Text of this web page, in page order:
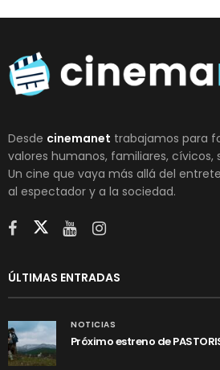
Desde cinemanet trabajamos para
valores humanos, familiares, cívicos,
Un cine que vaya más allá del
al espectador y a la sociedad.
ÚLTIMAS ENTRADAS
NOTICIAS
Próximo estreno de